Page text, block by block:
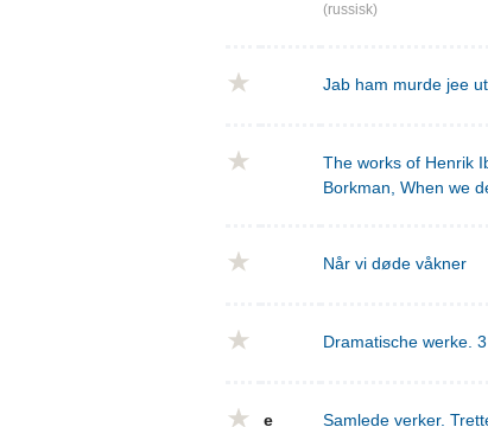
(russisk)
Jab ham murde jee
The works of Henrik
Borkman, When we
Når vi døde våkner
Dramatische werke. 3
e Samlede verker.